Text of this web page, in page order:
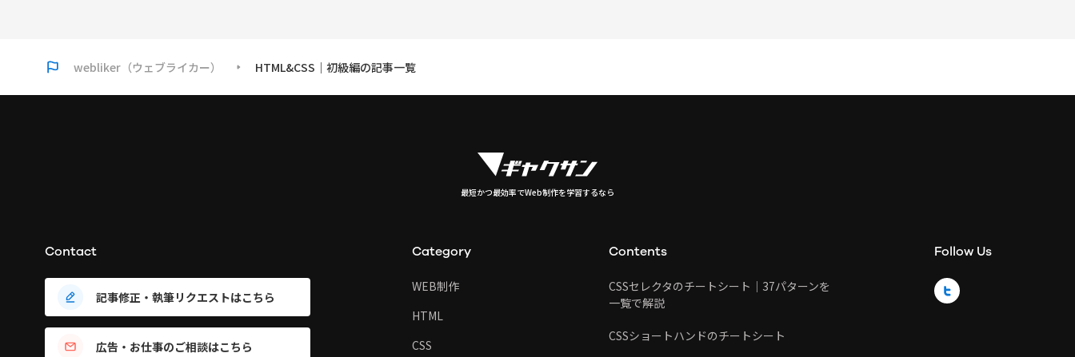
webliker（ウェブライカー） HTML&CSS｜初級編の記事一覧
最短かつ最効率でWeb制作を学習するなら
Contact
記事修正・執筆リクエストはこちら
広告・お仕事のご相談はこちら
Category
WEB制作
HTML
CSS
Contents
CSSセレクタのチートシート｜37パターンを
一覧で解説
CSSショートハンドのチートシート
Follow Us
Twitter